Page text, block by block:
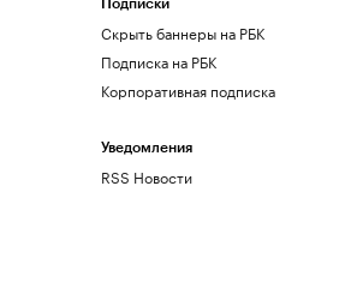
Подписки
Скрыть баннеры на РБК
Подписка на РБК
Корпоративная подписка
Уведомления
RSS Новости